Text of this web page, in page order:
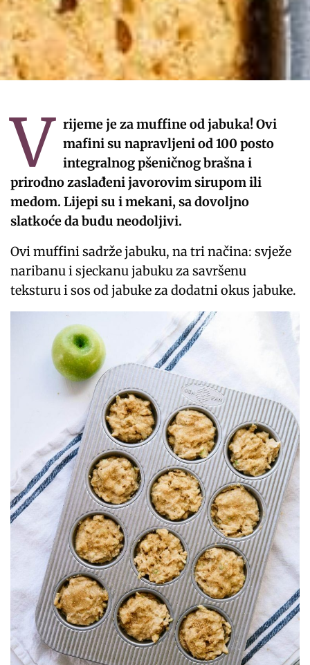
V rijeme je za muffine od jabuka! Ovi
mafini su napravljeni od 100 posto
integralnog pšeničnog brašna i
prirodno zaslađeni javorovim sirupom ili
medom. Lijepi su i mekani, sa dovoljno
slatkoće da budu neodoljivi.
Ovi muffini sadrže jabuku, na tri načina: svježe
naribanu i sjeckanu jabuku za savršenu
teksturu i sos od jabuke za dodatni okus jabuke.